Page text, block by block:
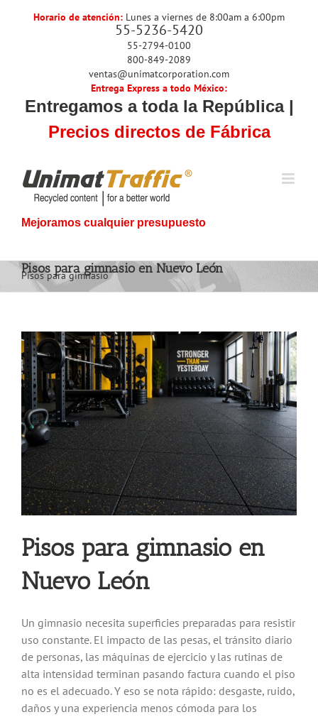
Horario de atención: Lunes a viernes de 8:00am a 6:00pm
55-5236-5420
55-2794-0100
800-849-2089
ventas@unimatcorporation.com
Entrega Express a todo México:
Entregamos a toda la República |
Precios directos de Fábrica
Mejoramos cualquier presupuesto
Pisos para gimnasio en Nuevo León
Pisos para gimnasio
Pisos para gimnasio en
Nuevo León
Un gimnasio necesita superficies preparadas para resistir
uso constante. El impacto de las pesas, el tránsito diario
de personas, las máquinas de ejercicio y las rutinas de
alta intensidad terminan pasando factura cuando el piso
no es el adecuado. Y eso se nota rápido: desgaste, ruido,
daños y una experiencia menos cómoda para los